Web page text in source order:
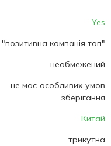
Yes
компанія топ"
необмежений
не має особливих умов
зберігання
Китай
трикутна